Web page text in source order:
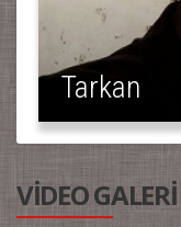
Tarkan
VİDEO GALERİ